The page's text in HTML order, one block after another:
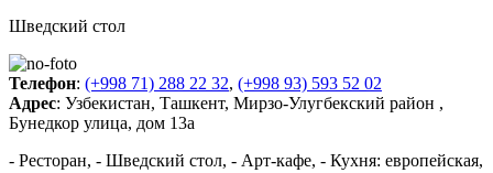
Шведский стол
Телефон: (+998 71) 288 22 32, (+998 93) 593 52 02
Адрес: Узбекистан, Ташкент, Мирзо-Улугбекский район ,
Бунедкор улица, дом 13а
- Ресторан, - Шведский стол, - Арт-кафе, - Кухня: европейская,